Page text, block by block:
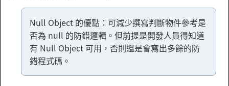
Null Object 的優點：可減少撰寫判斷物件參考是
否為 null 的防錯邏輯。但前提是開發人員得知道
有 Null Object 可用，否則還是會寫出多餘的防
錯程式碼。